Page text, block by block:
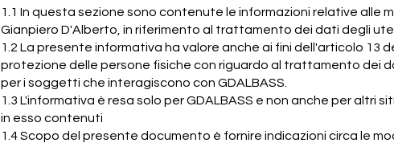
1.1 In questa sezione sono contenute le informazioni relative alle
Gianpiero D'Alberto, in riferimento al trattamento dei dati degli
1.2 La presente informativa ha valore anche ai fini dell'articolo 13
protezione delle persone fisiche con riguardo al trattamento dei
per i soggetti che interagiscono con GDALBASS.
1.3 L'informativa è resa solo per GDALBASS e non anche per
in esso contenuti
1.4 Scopo del presente documento è fornire indicazioni circa le